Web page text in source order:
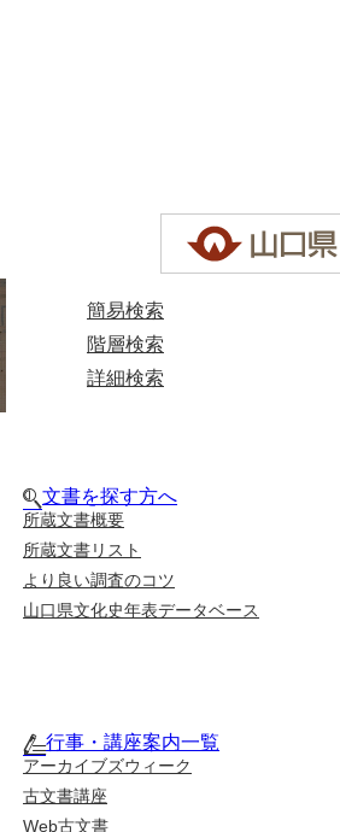
簡易検索
階層検索
詳細検索
文書を探す方へ
所蔵文書概要
所蔵文書リスト
より良い調査のコツ
山口県文化史年表データベース
行事・講座案内一覧
アーカイブズウィーク
古文書講座
Web古文書